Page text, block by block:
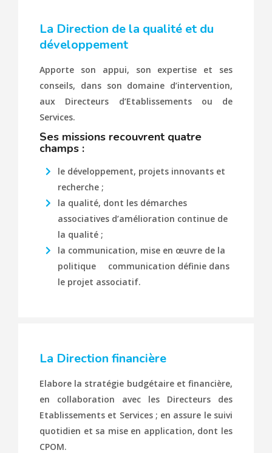
La Direction de la qualité et du
développement
Apporte son appui, son expertise et ses
conseils, dans son domaine d’intervention,
aux Directeurs d’Etablissements ou de
Services.
Ses missions recouvrent quatre
champs :
le développement, projets innovants et
recherche ;
la qualité, dont les démarches
associatives d’amélioration continue de
la qualité ;
la communication, mise en œuvre de la
politique communication définie dans
le projet associatif.
La Direction financière
Elabore la stratégie budgétaire et financière,
en collaboration avec les Directeurs des
Etablissements et Services ; en assure le suivi
quotidien et sa mise en application, dont les
CPOM.